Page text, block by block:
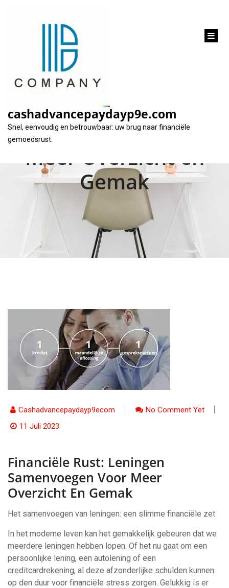
cashadvancepaydayp9e.com
Snel, eenvoudig en betrouwbaar: uw brug naar financiële
gemoedsrust.
Financiële Rust:
Leningen
Samenvoegen voor
Meer Overzicht en
Gemak
Cashadvancepaydayp9ecom
No Comment Yet
11 Juli 2023
Financiële Rust: Leningen
Samenvoegen Voor Meer
Overzicht En Gemak
Het samenvoegen van leningen: een slimme financiële zet
In het moderne leven kan het gemakkelijk gebeuren dat we
meerdere leningen hebben lopen. Of het nu gaat om een
persoonlijke lening, een autolening of een
creditcardrekening, al deze afzonderlijke schulden kunnen
op den duur voor financiële stress zorgen. Gelukkig is er